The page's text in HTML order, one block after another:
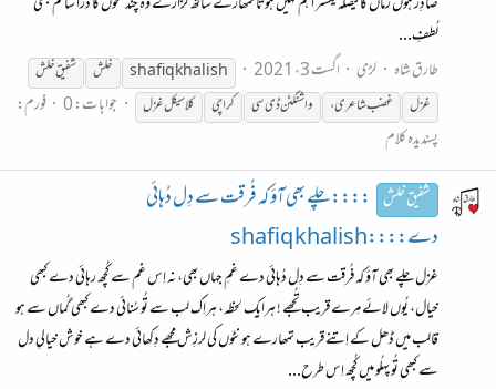
لُطفِ...
طارق شاہ
لڑی اگست 3، 2021 shafiq khalish خلش شفیقخلش
غزل
غضب شاعری، واشنگٹن ڈی سی کراچی کلاسیکل غزل جوابات: 0
فورم:
پسندیدہ کلام
شفیق خلش ::::چلے بھی آؤ کہ فُرقت سے دِل دُہائی
دے::::shafiq khalish
غزل چلے بھی آؤ کہ فُرقت سے دِل دُہائی دے غمِ جہاں بھی، نہ اِس غم سے کُچھ رہائی دے کبھی
خیال، یُوں لائے مِرے قریب تُجھے ! ہرایک لحظہ، ہراِک لب سے تُو سُنائی دے کبھی گُماں سے ہو
قالب میں ڈھل کے اِتنے قریب تمھارے ہونٹوں کی لرزِش مجھے دِکھائی دے ہے خوش خیالیِ دل
سے کبھی تُو پہلُو میں کُچھ اِس طرح...